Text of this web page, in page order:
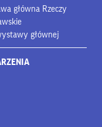
główna Rzeczy
głównej